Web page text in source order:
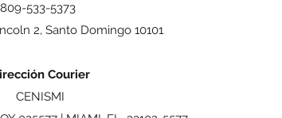
809-533-5373
2, Santo Domingo 10101
Courier
CENISMI